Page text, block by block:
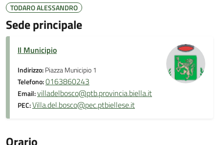
TODARO ALESSANDRO
Sede principale
Il Municipio
Indirizzo:Piazza Municipio 1
Telefono:0163860243
Email:villadelbosco@ptb.provincia.biella.it
PEC:Villa.del.bosco@pec.ptbiellese.it